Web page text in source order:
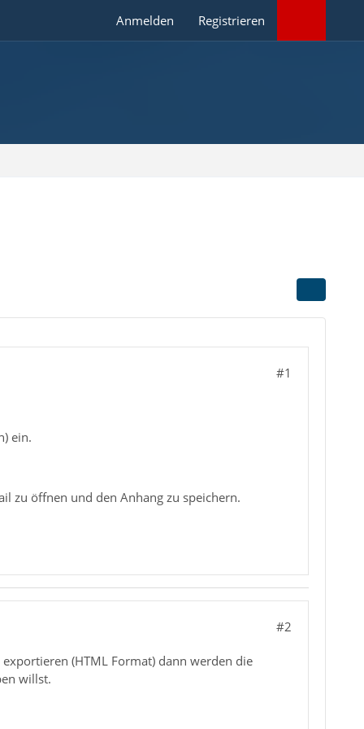
Anmelden Registrieren
#1
ein.
zu öffnen und den Anhang zu speichern.
#2
(HTML Format) dann werden die
willst.